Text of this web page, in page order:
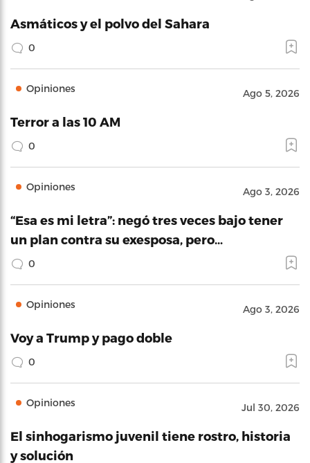
Asmáticos y el polvo del Sahara
0
Opiniones Ago 5, 2026
Terror a las 10 AM
0
Opiniones Ago 3, 2026
“Esa es mi letra”: negó tres veces bajo tener
un plan contra su exesposa, pero…
0
Opiniones Ago 3, 2026
Voy a Trump y pago doble
0
Opiniones Jul 30, 2026
El sinhogarismo juvenil tiene rostro, historia
y solución